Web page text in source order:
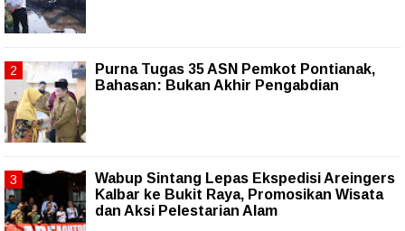
Purna Tugas 35 ASN Pemkot Pontianak,
Bahasan: Bukan Akhir Pengabdian
Wabup Sintang Lepas Ekspedisi Areingers
Kalbar ke Bukit Raya, Promosikan Wisata
dan Aksi Pelestarian Alam